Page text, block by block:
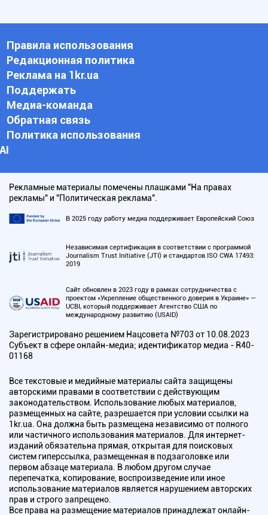
Правила использования
Редакционная политика
Реклама на 1kr.ua
Поддержать
Медиа-команда
Обратная связь
Политика использования
АI
Рекламные материалы помечены плашками "На правах
рекламы" и "Политическая реклама".
В 2025 году работу медиа поддерживает Европейский Союз
Независимая сертификация в соответствии с программой
Journalism Trust Initiative (JTI) и стандартов ISO CWA 17493:
2019
Сайт обновлен в 2023 году в рамках сотрудничества с
проектом «Укрепление общественного доверия в Украине» —
UCBI, который поддерживает Агентство США по
международному развитию (USAID)
Зарегистрировано решением Нацсовета №703 от 10.08.2023
Субъект в сфере онлайн-медиа; идентификатор медиа - R40-
01168
Все текстовые и медийные материалы сайта защищены
авторскими правами в соответствии с действующим
законодательством. Использование любых материалов,
размещенных на сайте, разрешается при условии ссылки на
1kr.ua. Она должна быть размещена независимо от полного
или частичного использования материалов. Для интернет-
изданий обязательна прямая, открытая для поисковых
систем гиперссылка, размещенная в подзаголовке или
первом абзаце материала. В любом другом случае
перепечатка, копирование, воспроизведение или иное
использование материалов является нарушением авторских
прав и строго запрещено.
Все права на размещение материалов принадлежат онлайн-